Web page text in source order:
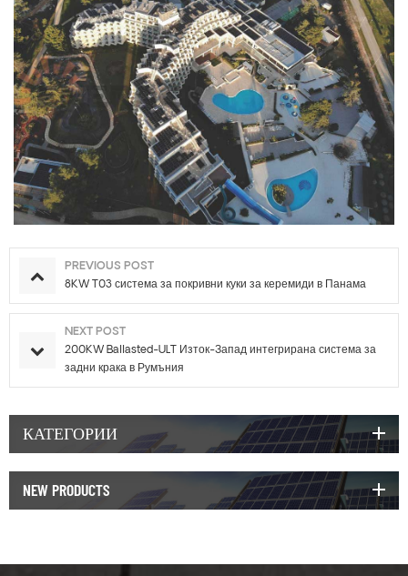
PREVIOUS POST
8KW T03 система за покривни куки за керемиди в Панама
NEXT POST
200KW Ballasted-ULT Изток-Запад интегрирана система за
задни крака в Румъния
КАТЕГОРИИ
NEW PRODUCTS